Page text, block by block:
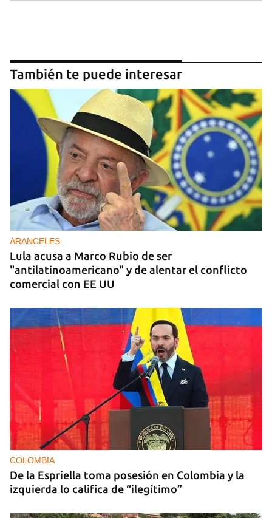
También te puede interesar
ARANCELES
Lula acusa a Marco Rubio de ser
"antilatinoamericano" y de alentar el conflicto
comercial con EE UU
COLOMBIA
De la Espriella toma posesión en Colombia y la
izquierda lo califica de “ilegítimo”